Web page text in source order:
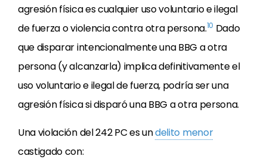
agresión física es cualquier uso voluntario e ilegal
de fuerza o violencia contra otra persona.10 Dado
que disparar intencionalmente una BBG a otra
persona (y alcanzarla) implica definitivamente el
uso voluntario e ilegal de fuerza, podría ser una
agresión física si disparó una BBG a otra persona.
Una violación del 242 PC es undelito menor
castigado con: